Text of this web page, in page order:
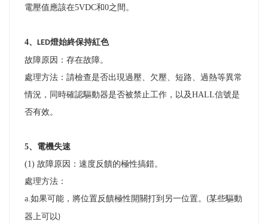
電壓值應該在5VDC和0之間。
4、 LED燈始終保持紅色
故障原因：存在故障。
處理方法： 請檢查是否出現過壓、欠壓、短路、過熱等異常
情況，同時確認驅動器是否被禁止工作，以及HALL信號是
否有效。
5、電機失速
(1) 故障原因：速度反饋的極性搞錯。
處理方法：
a.如果可能，將位置反饋極性開關打到另一位置。 (某些驅動
器上可以)